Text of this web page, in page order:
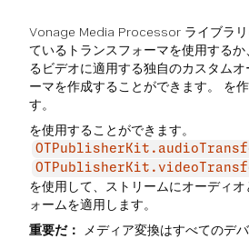
Vonage Media Processor ライブラ
ているトランスフォーマを使用する
るビデオに適用する独自のカスタム
ーマを作成することができます。 を
す。
を使用することができます。
を使用して、ストリームにオーディ
ォームを適用します。
重要だ：
メディア変換はすべてのデ